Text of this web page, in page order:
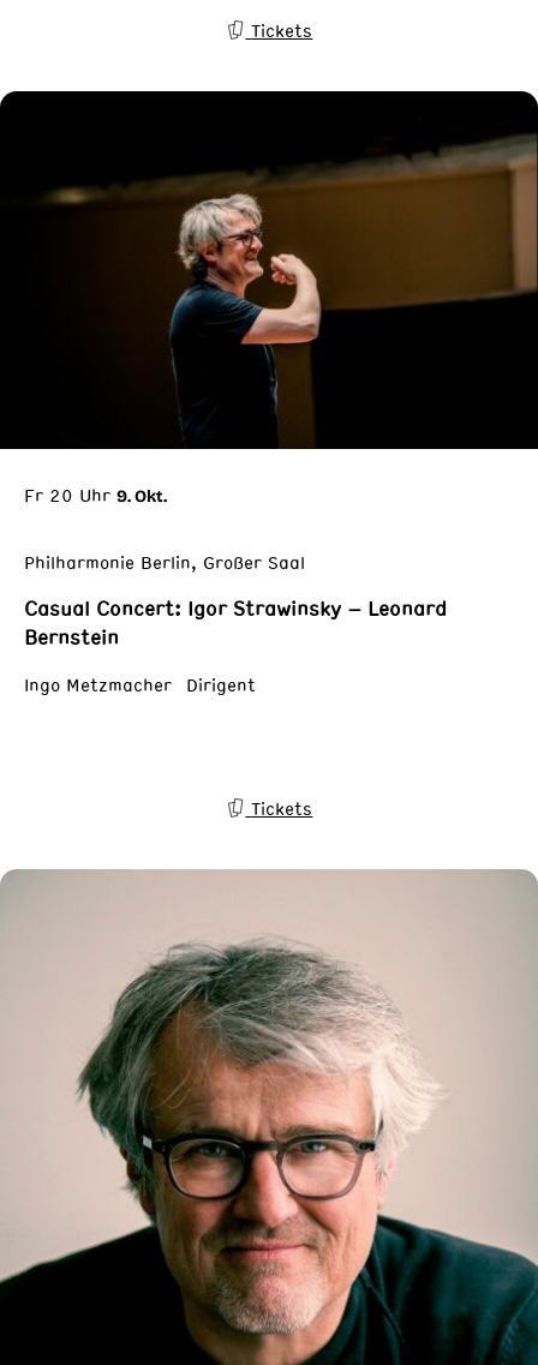
Tickets
Fr 20 Uhr 9. Okt.
Philharmonie Berlin, Großer Saal
Casual Concert: Igor Strawinsky – Leonard
Bernstein
Ingo Metzmacher Dirigent
Tickets